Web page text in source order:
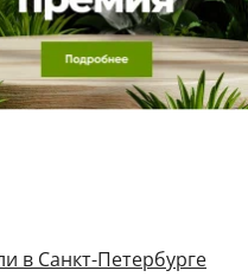
в Санкт-Петербурге